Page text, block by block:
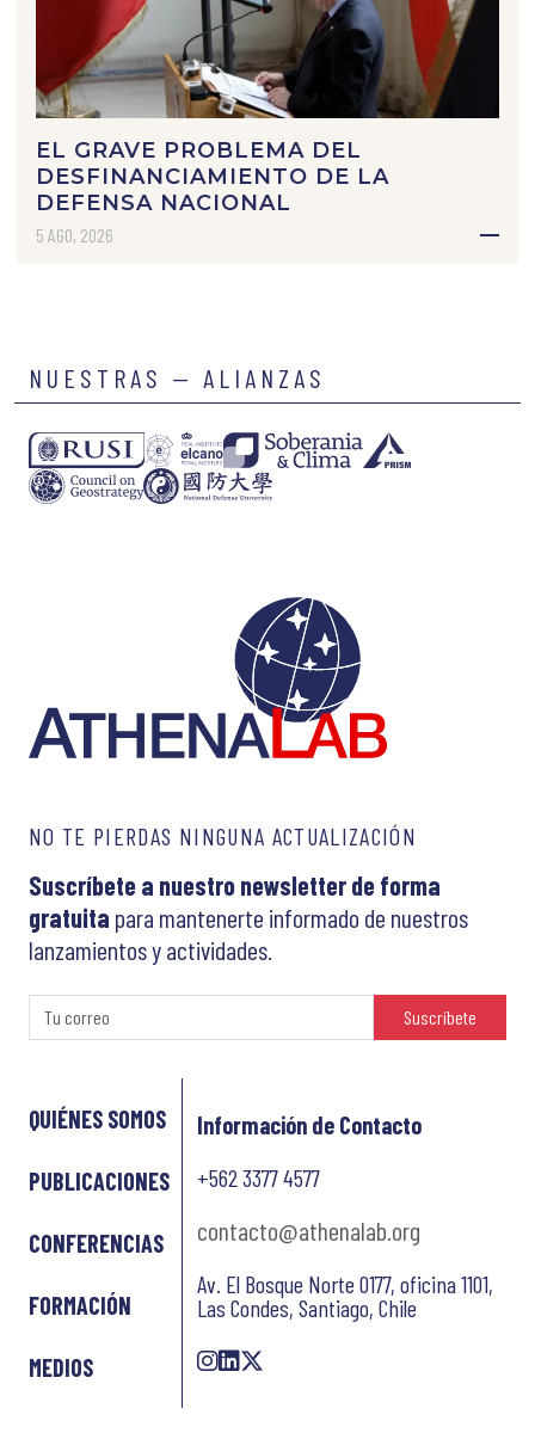
EL GRAVE PROBLEMA DEL
DESFINANCIAMIENTO DE LA
DEFENSA NACIONAL
5 AGO, 2026
NUESTRAS — ALIANZAS
NO TE PIERDAS NINGUNA ACTUALIZACIÓN
Suscríbete a nuestro newsletter de forma
gratuita para mantenerte informado de nuestros
lanzamientos y actividades.
Suscríbete
QUIÉNES SOMOS
PUBLICACIONES
CONFERENCIAS
FORMACIÓN
MEDIOS
Información de Contacto
+562 3377 4577
contacto@athenalab.org
Av. El Bosque Norte 0177, oficina 1101,
Las Condes, Santiago, Chile